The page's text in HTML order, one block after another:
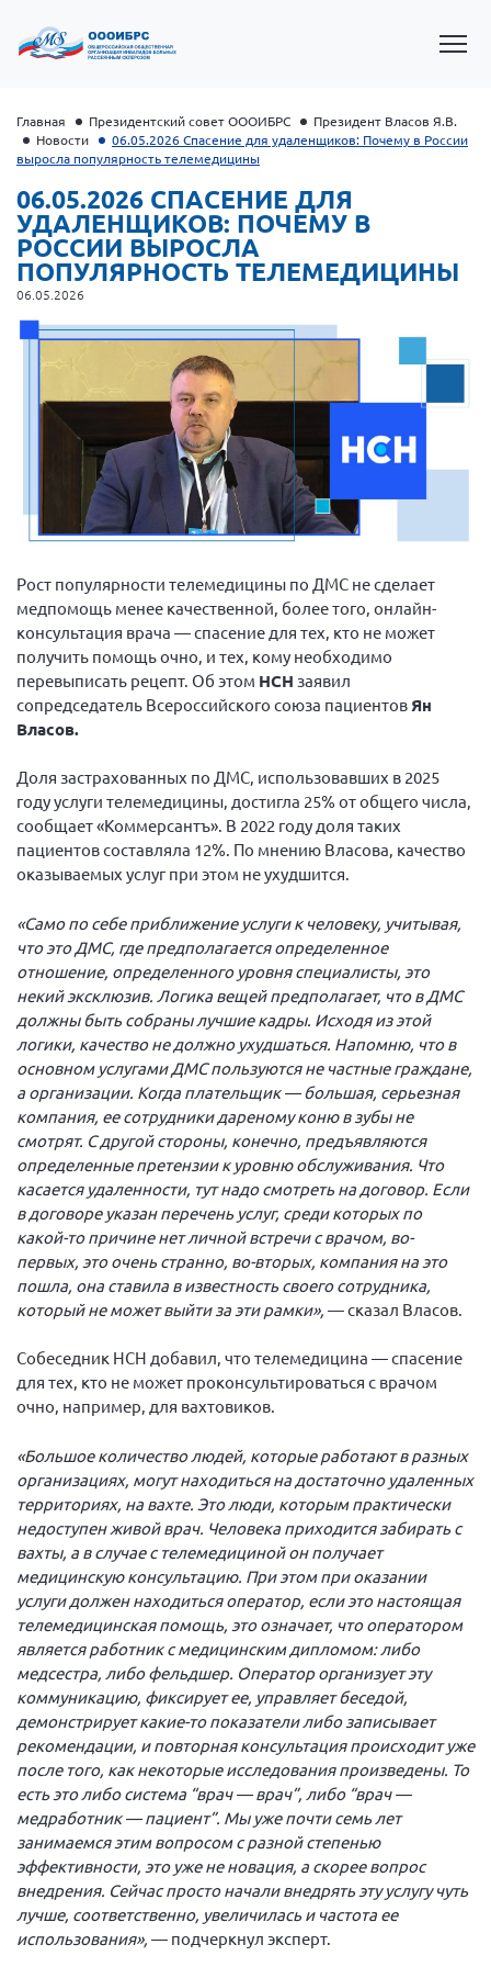
Президент Власов Я.В.
Первый вице-президент Кичигина Н. Ф.
Генеральный директор Матвиевская О.В.
Вице-президент Зрячева Н.В.
Вице-президент Шишлянников Ф.В.
Информационная служба
Отдел международных отношений
Вице-президент Черненко Д.Е.
Вице-президент Валюх М.В.
Вице-президент Чернова А.В.
Вице-президент Цикорин И.В.
Главный бухгалтер Жаворонкова Г.М.
Конференция ОООИБРС 2026
Конференция ОООИБРС 2025
Экспертный совет ОООИБРС 2025
Конференция ОООИБРС 2024
Конференция ОООИБРС 2023
Конференция ОООИБРС 2022
Конференция ОООИБРС 2021
Конференция ВСЭ 2021
Конференция ОООИБРС 2020
Документы съездов
Первый съезд
Второй съезд
Третий съезд
Четвертый съезд
Пятый съезд
ОФ «Фонд содействия больным рассеянным
склерозом»
Новости: Казахстан
Письма и официальные ответы
Нормативно-правовые документы
Методическая литература для НКО
Публичные отчеты
Исследования, аналитика, мнения
Всероссийская онлайн конференция
"Рассеянный склероз. XX лет работы
ОООИБРС" (25-29.08.2020)
Всероссийская конференция-тренинг
"Рассеянный склероз: новые реалии" (26-
29.05.2022)
Общероссийская РС
Алтайский край
Архангельская область
Главная Президентский совет ОООИБРС
Президент Власов Я.В.
Новости
06.05.2026 Спасение для удаленщиков: Почему в России
выросла популярность телемедицины
06.05.2026 СПАСЕНИЕ ДЛЯ
УДАЛЕНЩИКОВ: ПОЧЕМУ В
РОССИИ ВЫРОСЛА
ПОПУЛЯРНОСТЬ ТЕЛЕМЕДИЦИНЫ
06.05.2026
Рост популярности телемедицины по ДМС не сделает
медпомощь менее качественной, более того, онлайн-
консультация врача — спасение для тех, кто не может
получить помощь очно, и тех, кому необходимо
перевыписать рецепт. Об этом НСН заявил
сопредседатель Всероссийского союза пациентов Ян
Власов.
Доля застрахованных по ДМС, использовавших в 2025
году услуги телемедицины, достигла 25% от общего числа,
сообщает «Коммерсантъ». В 2022 году доля таких
пациентов составляла 12%. По мнению Власова, качество
оказываемых услуг при этом не ухудшится.
«Само по себе приближение услуги к человеку, учитывая,
что это ДМС, где предполагается определенное
отношение, определенного уровня специалисты, это
некий эксклюзив. Логика вещей предполагает, что в ДМС
должны быть собраны лучшие кадры. Исходя из этой
логики, качество не должно ухудшаться. Напомню, что в
основном услугами ДМС пользуются не частные граждане,
а организации. Когда плательщик — большая, серьезная
компания, ее сотрудники дареному коню в зубы не
смотрят. С другой стороны, конечно, предъявляются
определенные претензии к уровню обслуживания. Что
касается удаленности, тут надо смотреть на договор. Если
в договоре указан перечень услуг, среди которых по
какой-то причине нет личной встречи с врачом, во-
первых, это очень странно, во-вторых, компания на это
пошла, она ставила в известность своего сотрудника,
который не может выйти за эти рамки», — сказал Власов.
Собеседник НСН добавил, что телемедицина — спасение
для тех, кто не может проконсультироваться с врачом
очно, например, для вахтовиков.
«Большое количество людей, которые работают в разных
организациях, могут находиться на достаточно удаленных
территориях, на вахте. Это люди, которым практически
недоступен живой врач. Человека приходится забирать с
вахты, а в случае с телемедициной он получает
медицинскую консультацию. При этом при оказании
услуги должен находиться оператор, если это настоящая
телемедицинская помощь, это означает, что оператором
является работник с медицинским дипломом: либо
медсестра, либо фельдшер. Оператор организует эту
коммуникацию, фиксирует ее, управляет беседой,
демонстрирует какие-то показатели либо записывает
рекомендации, и повторная консультация происходит уже
после того, как некоторые исследования произведены. То
есть это либо система “врач — врач”, либо “врач —
медработник — пациент”. Мы уже почти семь лет
занимаемся этим вопросом с разной степенью
эффективности, это уже не новация, а скорее вопрос
внедрения. Сейчас просто начали внедрять эту услугу чуть
лучше, соответственно, увеличилась и частота ее
использования», — подчеркнул эксперт.